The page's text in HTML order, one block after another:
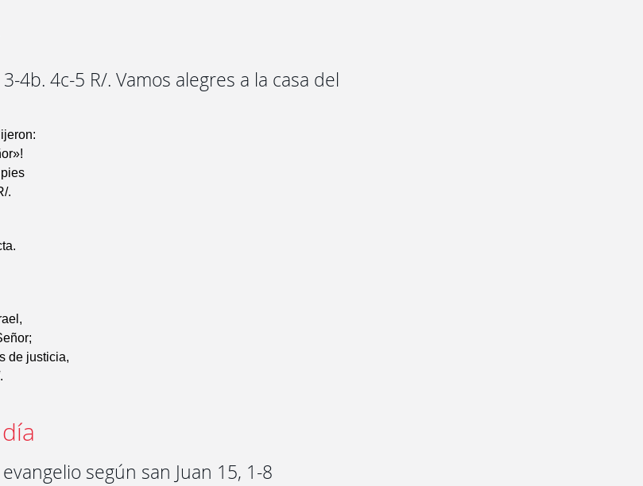
4b. 4c-5 R/. Vamos alegres a la casa del
.
de justicia,
según san Juan 15, 1-8